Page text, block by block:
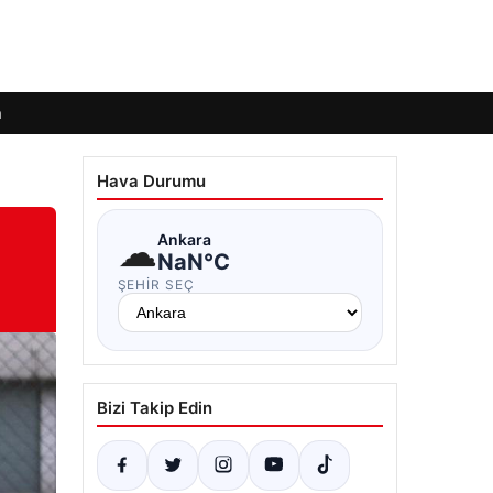
Hava Durumu
☁Ankara
NaN°C
ŞEHIR SEÇ
Bizi Takip Edin